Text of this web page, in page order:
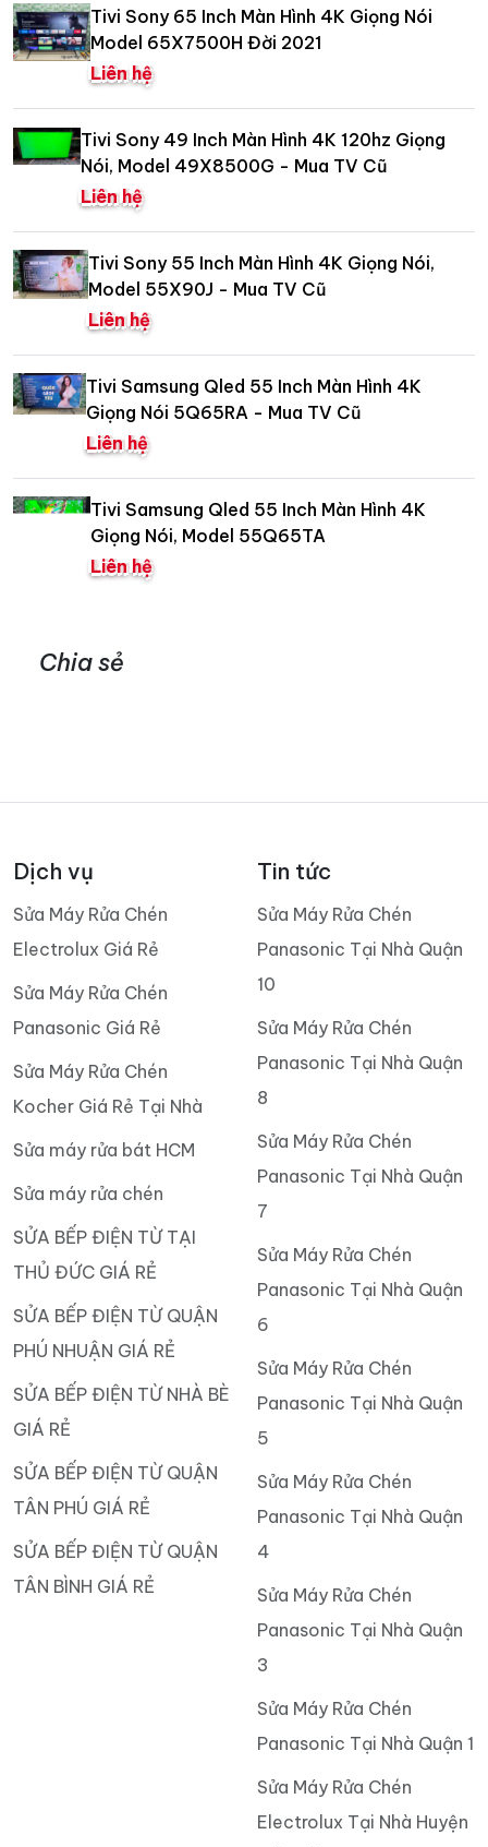
Tivi Sony 65 Inch Màn Hình 4K Giọng Nói
Model 65X7500H Đời 2021
Liên hệ
Tivi Sony 49 Inch Màn Hình 4K 120hz Giọng
Nói, Model 49X8500G - Mua TV Cũ
Liên hệ
Tivi Sony 55 Inch Màn Hình 4K Giọng Nói,
Model 55X90J - Mua TV Cũ
Liên hệ
Tivi Samsung Qled 55 Inch Màn Hình 4K
Giọng Nói 5Q65RA - Mua TV Cũ
Liên hệ
Tivi Samsung Qled 55 Inch Màn Hình 4K
Giọng Nói, Model 55Q65TA
Liên hệ
Chia sẻ
Dịch vụ
Sửa Máy Rửa Chén
Electrolux Giá Rẻ
Sửa Máy Rửa Chén
Panasonic Giá Rẻ
Sửa Máy Rửa Chén
Kocher Giá Rẻ Tại Nhà
Sửa máy rửa bát HCM
Sửa máy rửa chén
SỬA BẾP ĐIỆN TỪ TẠI
THỦ ĐỨC GIÁ RẺ
SỬA BẾP ĐIỆN TỪ QUẬN
PHÚ NHUẬN GIÁ RẺ
SỬA BẾP ĐIỆN TỪ NHÀ BÈ
GIÁ RẺ
SỬA BẾP ĐIỆN TỪ QUẬN
TÂN PHÚ GIÁ RẺ
SỬA BẾP ĐIỆN TỪ QUẬN
TÂN BÌNH GIÁ RẺ
Tin tức
Sửa Máy Rửa Chén
Panasonic Tại Nhà Quận
10
Sửa Máy Rửa Chén
Panasonic Tại Nhà Quận
8
Sửa Máy Rửa Chén
Panasonic Tại Nhà Quận
7
Sửa Máy Rửa Chén
Panasonic Tại Nhà Quận
6
Sửa Máy Rửa Chén
Panasonic Tại Nhà Quận
5
Sửa Máy Rửa Chén
Panasonic Tại Nhà Quận
4
Sửa Máy Rửa Chén
Panasonic Tại Nhà Quận
3
Sửa Máy Rửa Chén
Panasonic Tại Nhà Quận 1
Sửa Máy Rửa Chén
Electrolux Tại Nhà Huyện